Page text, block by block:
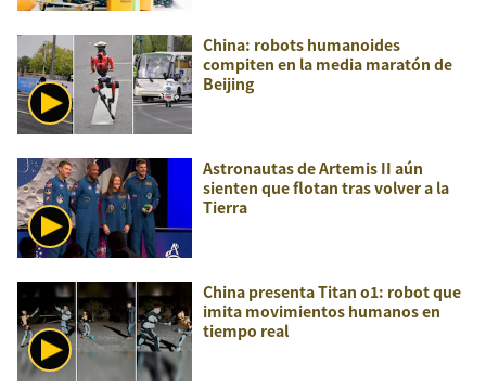
China: robots humanoides
compiten en la media maratón de
Beijing
Astronautas de Artemis II aún
sienten que flotan tras volver a la
Tierra
China presenta Titan o1: robot que
imita movimientos humanos en
tiempo real